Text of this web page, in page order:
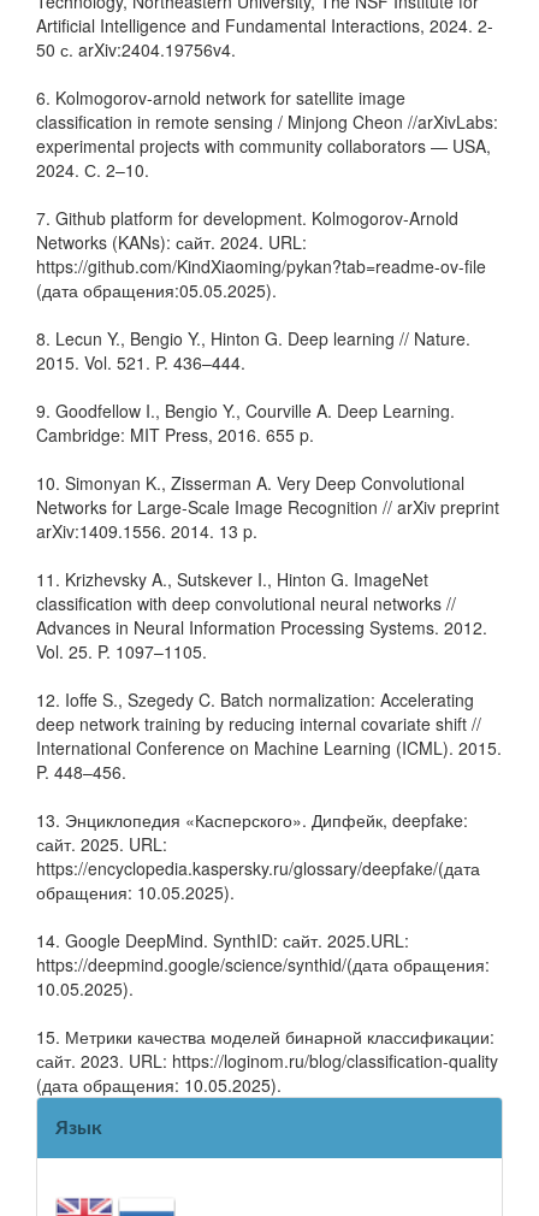
Artificial Intelligence and Fundamental Interactions, 2024. 2-
50 с. arXiv:2404.19756v4.
6. Kolmogorov-arnold network for satellite image
classification in remote sensing / Minjong Cheon //arXivLabs:
experimental projects with community collaborators — USA,
2024. С. 2–10.
7. Github platform for development. Kolmogorov-Arnold
Networks (KANs): сайт. 2024. URL:
https://github.com/KindXiaoming/pykan?tab=readme-ov-file
(дата обращения:05.05.2025).
8. Lecun Y., Bengio Y., Hinton G. Deep learning // Nature.
2015. Vol. 521. P. 436–444.
9. Goodfellow I., Bengio Y., Courville A. Deep Learning.
Cambridge: MIT Press, 2016. 655 p.
10. Simonyan K., Zisserman A. Very Deep Convolutional
Networks for Large-Scale Image Recognition // arXiv preprint
arXiv:1409.1556. 2014. 13 p.
11. Krizhevsky A., Sutskever I., Hinton G. ImageNet
classification with deep convolutional neural networks //
Advances in Neural Information Processing Systems. 2012.
Vol. 25. P. 1097–1105.
12. Ioffe S., Szegedy C. Batch normalization: Accelerating
deep network training by reducing internal covariate shift //
International Conference on Machine Learning (ICML). 2015.
P. 448–456.
13. Энциклопедия «Касперского». Дипфейк, deepfake:
сайт. 2025. URL:
https://encyclopedia.kaspersky.ru/glossary/deepfake/(дата
обращения: 10.05.2025).
14. Google DeepMind. SynthID: сайт. 2025.URL:
https://deepmind.google/science/synthid/(дата обращения:
10.05.2025).
15. Метрики качества моделей бинарной классификации:
сайт. 2023. URL: https://loginom.ru/blog/classification-quality
(дата обращения: 10.05.2025).
Язык